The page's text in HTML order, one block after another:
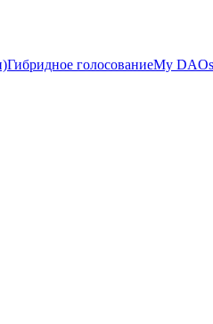
Гибридное голосованиеMy DAOs